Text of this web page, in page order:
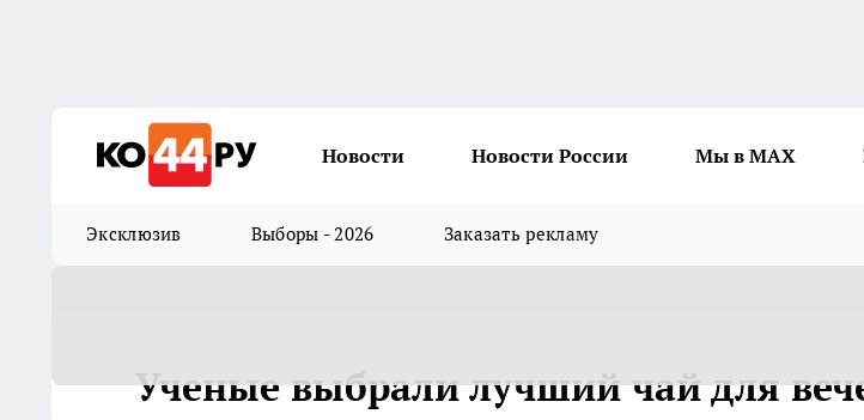
Новости Новости России Мы в MAX
Эксклюзив Выборы - 2026 Заказать рекламу
Ученые выбрали лучший чай для